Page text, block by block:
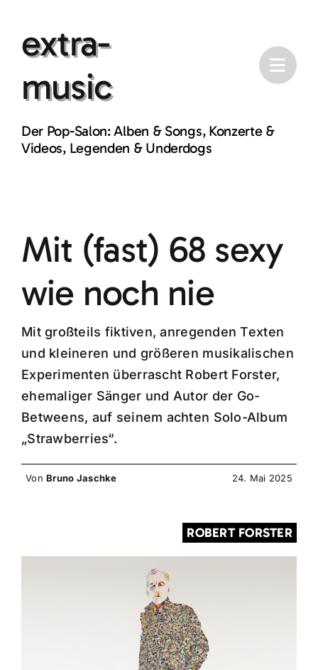
contentextra-
music
Der Pop-Salon: Alben & Songs, Konzerte &
Videos, Legenden & Underdogs
Mit (fast) 68 sexy
wie noch nie
Mit großteils fiktiven, anregenden Texten
und kleineren und größeren musikalischen
Experimenten überrascht Robert Forster,
ehemaliger Sänger und Autor der Go-
Betweens, auf seinem achten Solo-Album
„Strawberries“.
VonBruno Jaschke 24. Mai 2025
ROBERT FORSTER